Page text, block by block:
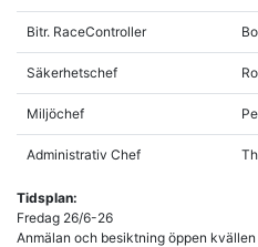
Bitr. RaceController
Säkerhetschef
Miljöchef
Administrativ Chef
Tidsplan:
Fredag 26/6-26
Anmälan och besiktning öppen